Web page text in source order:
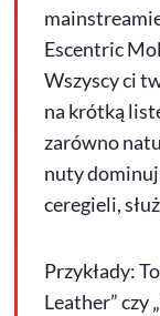
Escentric
Wszyscy ci
na krótką
zarówno
nuty
ceregieli,
Przykłady:
Leather” czy